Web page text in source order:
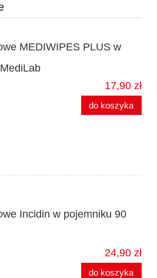
MEDIWIPES PLUS w
17,90 zł
do koszyka
Incidin w pojemniku 90
24,90 zł
do koszyka